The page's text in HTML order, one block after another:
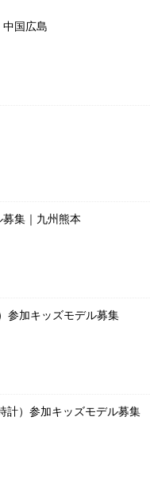
国広島
集｜九州熊本
参加キッズモデル募集
計）参加キッズモデル募集